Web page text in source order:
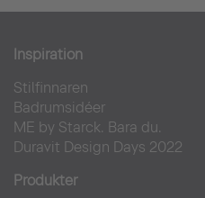
Inspiration
Stilfinnaren
Badrumsidéer
ME by Starck. Bara du.
Duravit Design Days 2022
Produkter